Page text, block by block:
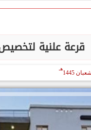
قرعة علنية لتخصيص
هـ